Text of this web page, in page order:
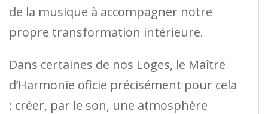
de la musique à accompagner notre
propre transformation intérieure.
Dans certaines de nos Loges, le Maître
d’Harmonie oficie précisément pour cela
: créer, par le son, une atmosphère